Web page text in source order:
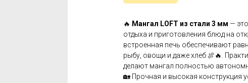
🔥 Мангал LOFT из стали 3 мм —
отдыха и приготовления блюд на
встроенная печь обеспечивают
рыбу, овощи и даже хлеб 🍖🔥.
делают мангал полностью
🏡 Прочная и высокая конструкция